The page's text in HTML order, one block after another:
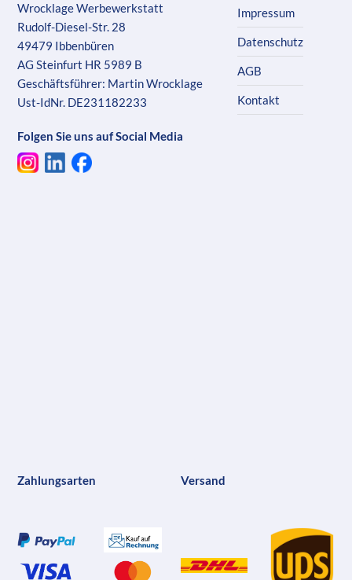
Wrocklage Werbewerkstatt
Rudolf-Diesel-Str. 28
49479 Ibbenbüren
AG Steinfurt HR 5989 B
Geschäftsführer: Martin Wrocklage
Ust-IdNr. DE231182233
Folgen Sie uns auf Social Media
Impressum
Datenschutz
AGB
Kontakt
Zahlungsarten Versand